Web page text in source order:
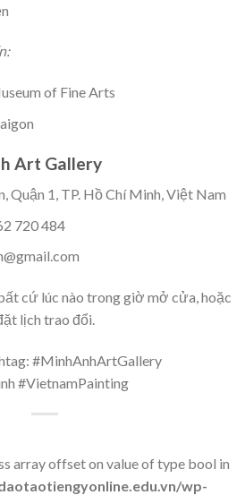
of Fine Arts
Art Gallery
Quận 1, TP. Hồ Chí Minh, Việt Nam
720 484
cứ lúc nào trong giờ mở cửa, hoặc
lịch trao đổi.
#MinhAnhArtGallery
#VietnamPainting
array offset on value of type bool in
wp-